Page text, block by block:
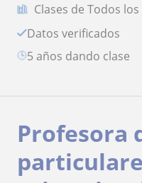
Clases de Todos
Datos verificados
5 años dando clase
Profesora